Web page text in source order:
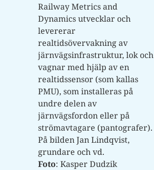
Railway Metrics and
Dynamics utvecklar och
levererar
realtidsövervakning av
järnvägsinfrastruktur, lok och
vagnar med hjälp av en
realtidssensor (som kallas
PMU), som installeras på
undre delen av
järnvägsfordon eller på
strömavtagare (pantografer).
På bilden Jan Lindqvist,
grundare och vd.
Foto: Kasper Dudzik